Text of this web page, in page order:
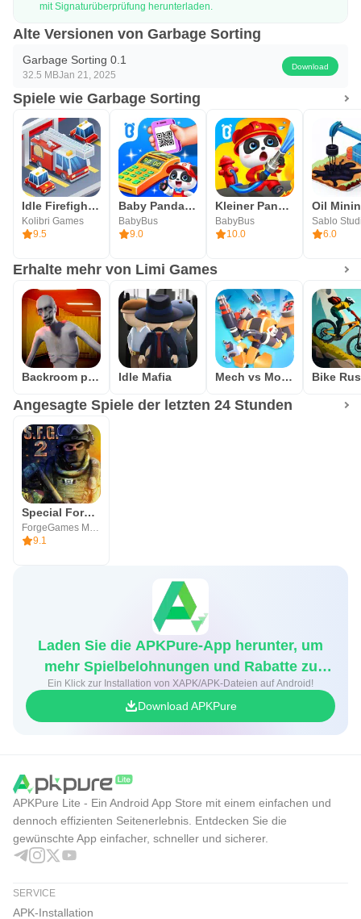
mit Signaturüberprüfung herunterladen.
Alte Versionen von Garbage Sorting
Garbage Sorting 0.1
32.5 MBJan 21, 2025
Download
Spiele wie Garbage Sorting
Idle Firefighter Tycoon
Kolibri Games
9.5
Baby Pandas Stadt: Supermarkt
BabyBus
9.0
Kleiner Panda Feuerwehrmann
BabyBus
10.0
Sablo
6.0
Erhalte mehr von Limi Games
Backroom predator Idle Mafia Mech vs Monsters Bike
Angesagte Spiele der letzten 24 Stunden
Special Forces Group 2
ForgeGames Mobile
9.1
Laden Sie die APKPure-App herunter, um
mehr Spielbelohnungen und Rabatte zu
erhalten
Ein Klick zur Installation von XAPK/APK-Dateien auf Android!
Download APKPure
APKPure Lite - Ein Android App Store mit einem einfachen und
dennoch effizienten Seitenerlebnis. Entdecken Sie die
gewünschte App einfacher, schneller und sicherer.
SERVICE
APK-Installation